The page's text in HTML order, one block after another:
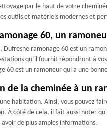
par le haut de votre
outils et matériels modernes et
60, un
ramonage 60 est un
qu’il fournit répondront à
60 est un ramoneur qui a une
de la cheminée à un
habitation. Ainsi, vous pouvez
À côté de cela, il fait aussi noter
de plus amples informations.